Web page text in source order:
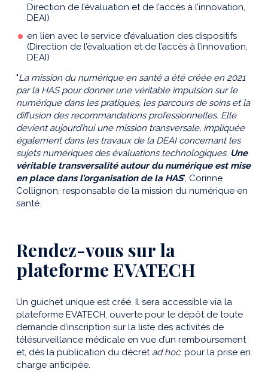
Direction de l’évaluation et de l’accès à l’innovation,
DEAI)
en lien avec le service d’évaluation des dispositifs
(Direction de l’évaluation et de l’accès à l’innovation,
DEAI)
"La mission du numérique en santé a été créée en 2021
par la HAS pour donner une véritable impulsion sur le
numérique dans les pratiques, les parcours de soins et la
diffusion des recommandations professionnelles. Elle
devient aujourd’hui une mission transversale, impliquée
également dans les travaux de la DEAI concernant les
sujets numériques des évaluations technologiques. Une
véritable transversalité autour du numérique est mise
en place dans l’organisation de la HAS", Corinne
Collignon, responsable de la mission du numérique en
santé.
Rendez-vous sur la
plateforme EVATECH
Un guichet unique est créé. Il sera accessible via la
plateforme EVATECH, ouverte pour le dépôt de toute
demande d’inscription sur la liste des activités de
télésurveillance médicale en vue d’un remboursement
et, dès la publication du décret ad hoc, pour la prise en
charge anticipée.